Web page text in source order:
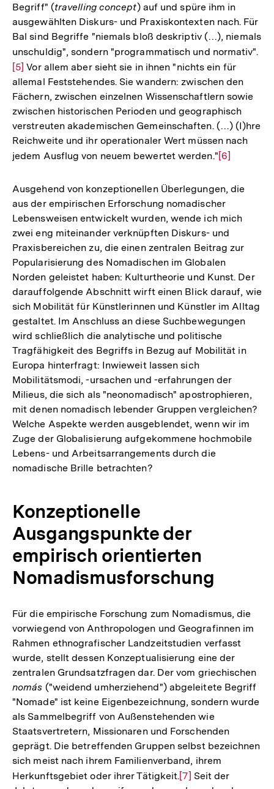
Begriff" (travelling concept) auf und spüre ihm in
ausgewählten Diskurs- und Praxiskontexten nach. Für
Bal sind Begriffe "niemals bloß deskriptiv (…), niemals
unschuldig", sondern "programmatisch und normativ".
[5] Vor allem aber sieht sie in ihnen "nichts ein für
allemal Feststehendes. Sie wandern: zwischen den
Fächern, zwischen einzelnen Wissenschaftlern sowie
zwischen historischen Perioden und geographisch
verstreuten akademischen Gemeinschaften. (…) (I)hre
Reichweite und ihr operationaler Wert müssen nach
jedem Ausflug von neuem bewertet werden."Zur
der
Fußnote
[6]
Ausgehend von konzeptionellen Überlegungen, die
aus der empirischen Erforschung nomadischer
Lebensweisen entwickelt wurden, wende ich mich
zwei eng miteinander verknüpften Diskurs- und
Praxisbereichen zu, die einen zentralen Beitrag zur
Popularisierung des Nomadischen im Globalen
Norden geleistet haben: Kulturtheorie und Kunst. Der
darauffolgende Abschnitt wirft einen Blick darauf, wie
sich Mobilität für Künstlerinnen und Künstler im Alltag
gestaltet. Im Anschluss an diese Suchbewegungen
wird schließlich die analytische und politische
Tragfähigkeit des Begriffs in Bezug auf Mobilität in
Europa hinterfragt: Inwieweit lassen sich
Mobilitätsmodi, -ursachen und -erfahrungen der
Milieus, die sich als "neonomadisch" apostrophieren,
mit denen nomadisch lebender Gruppen vergleichen?
Welche Aspekte werden ausgeblendet, wenn wir im
Zuge der Globalisierung aufgekommene hochmobile
Lebens- und Arbeitsarrangements durch die
nomadische Brille betrachten?
Konzeptionelle
Ausgangspunkte der
empirisch orientierten
Nomadismusforschung
Für die empirische Forschung zum Nomadismus, die
vorwiegend von Anthropologen und Geografinnen im
Rahmen ethnografischer Landzeitstudien verfasst
wurde, stellt dessen Konzeptualisierung eine der
zentralen Grundsatzfragen dar. Der vom griechischen
nomás ("weidend umherziehend") abgeleitete Begriff
"Nomade" ist keine Eigenbezeichnung, sondern wurde
als Sammelbegriff von Außenstehenden wie
Staatsvertretern, Missionaren und Forschenden
geprägt. Die betreffenden Gruppen selbst bezeichnen
sich meist nach ihrem Familienverband, ihrem
Herkunftsgebiet oder ihrer Tätigkeit.Zur
[7] Seit der